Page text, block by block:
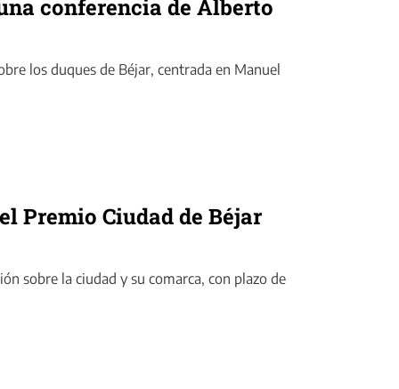
conferencia de Alberto
los duques de Béjar, centrada en Manuel
Premio Ciudad de Béjar
sobre la ciudad y su comarca, con plazo de